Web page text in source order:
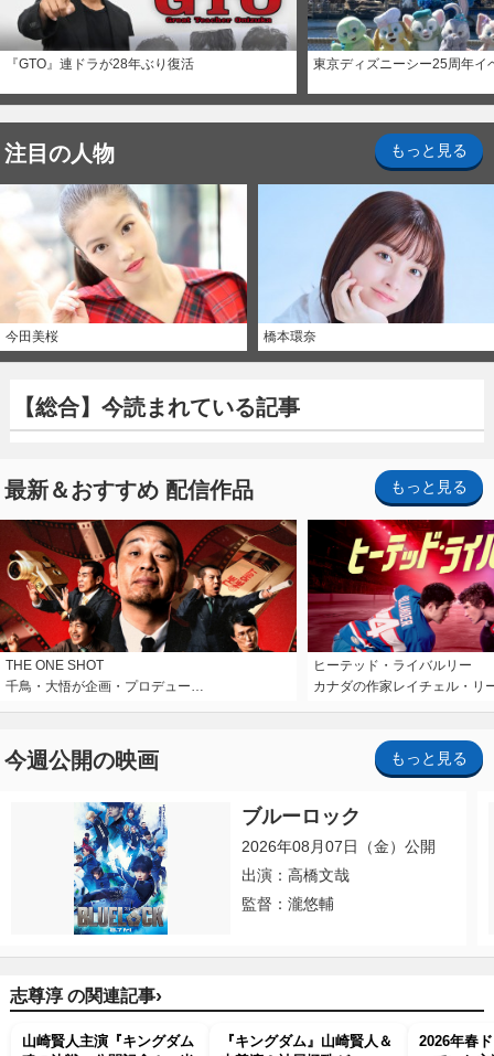
『GTO』連ドラが28年ぶり復活 東京ディズニーシー25周年イ
注目の人物 もっと見る
今田美桜 橋本環奈
【総合】今読まれている記事
最新＆おすすめ 配信作品 もっと見る
THE ONE SHOT
千鳥・大悟が企画・プロデュー…
ヒーテッド・ライバルリー
カナダの作家レイチェル・リ
今週公開の映画 もっと見る
ブルーロック
2026年08月07日（金）公開
出演：高橋文哉
監督：瀧悠輔
志尊淳 の関連記事›
山崎賢人主演『キングダム
『キングダム』山崎賢人＆
2026年春